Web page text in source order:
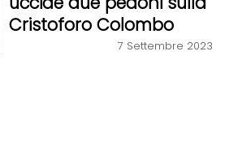
Cristoforo Colombo
7 Settembre 2023